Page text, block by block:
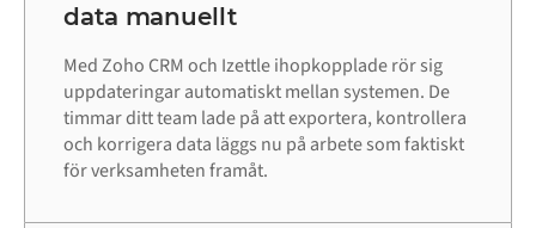
data manuellt
Med Zoho CRM och Izettle ihopkopplade rör sig
uppdateringar automatiskt mellan systemen. De
timmar ditt team lade på att exportera, kontrollera
och korrigera data läggs nu på arbete som faktiskt
för verksamheten framåt.